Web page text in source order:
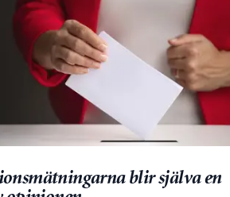
blir själva en